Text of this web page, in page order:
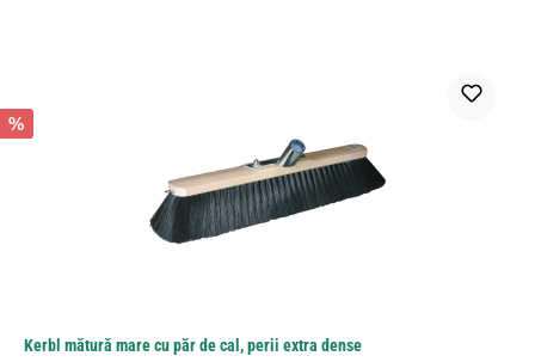
%
Kerbl mătură mare cu păr de cal, perii extra dense